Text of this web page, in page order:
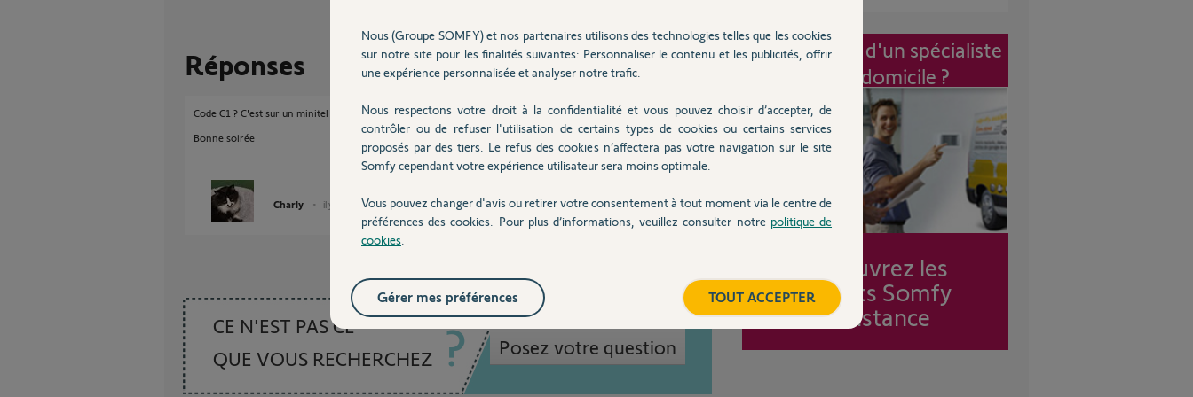
Participer au fil de discussion
Réponses
Code C1 ? C'est sur un minitel ?
Bonne soirée
Charly il y a 11 mois
CE N'EST PAS CE
QUE VOUS RECHERCHEZ
Posez votre question
Intervention d'un spécialiste
à mon domicile ?
Découvrez les
forfaits Somfy
Assistance
Nous (Groupe SOMFY) et nos partenaires utilisons des technologies telles que les cookies
sur notre site pour les finalités suivantes: Personnaliser le contenu et les publicités, offrir
une expérience personnalisée et analyser notre trafic.
Nous respectons votre droit à la confidentialité et vous pouvez choisir d’accepter, de
contrôler ou de refuser l'utilisation de certains types de cookies ou certains services
proposés par des tiers. Le refus des cookies n’affectera pas votre navigation sur le site
Somfy cependant votre expérience utilisateur sera moins optimale.
Vous pouvez changer d'avis ou retirer votre consentement à tout moment via le centre de
préférences des cookies. Pour plus d’informations, veuillez consulter notre politique de
cookies
TOUT ACCEPTER
Gérer mes préférences